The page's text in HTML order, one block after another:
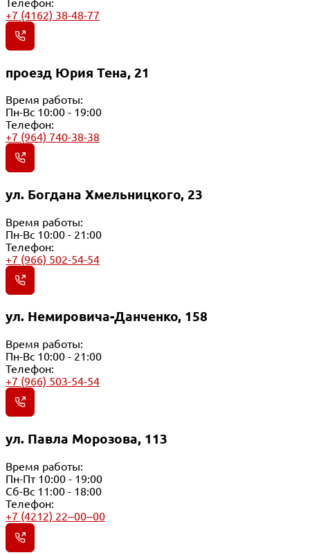
Телефон:
+7 (4162) 38-48-77
проезд Юрия Тена, 21
Время работы:
Пн-Вс 10:00 - 19:00
Телефон:
+7 (964) 740-38-38
ул. Богдана Хмельницкого, 23
Время работы:
Пн-Вс 10:00 - 21:00
Телефон:
+7 (966) 502-54-54
ул. Немировича-Данченко, 158
Время работы:
Пн-Вс 10:00 - 21:00
Телефон:
+7 (966) 503-54-54
ул. Павла Морозова, 113
Время работы:
Пн-Пт 10:00 - 19:00
Сб-Вс 11:00 - 18:00
Телефон:
+7 (4212) 22‒00‒00